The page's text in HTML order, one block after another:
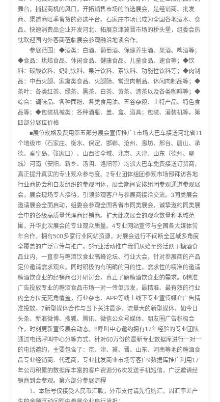
舞台，捕捉商机的风口，开拓销售市场的首选展会，是经销商、批发
商、渠道商旺季备货的必选平台。石家庄市场已成为全国各地酒水、食
品、快速消费品企业开发河北、拓展京津冀晋市场的桥头堡，组委会热
忱欢迎国内外客商莅临展会参观融洽地谈合作。
参展范围：◆酒类：白酒、葡萄酒、保健养生酒、果酒、啤酒等；
◆食品：烘焙食品、休闲食品、健康食品、儿童食品、速食等；◆饮
料：碳酸饮料、奶制饮料、果汁饮料、茶饮料、功能性饮料等；◆肉制
品：中西火腿、家禽类食品、火腿肠、常温肉制品、休闲肉制品等；◆
茶叶：各类红茶、绿茶、黑茶、白茶、黄茶、清茶以及各类咖啡等；◆
综合：调味品、各种面粉、各类食用油、五谷杂粮、土特产品、特色食
品等；◆包装机械类：各种酒瓶、盖、盒、酒具；包装、灌装机等。第
四部分展位价格
■展位规格及费用第五部分展会宣传推广1市场大巴车接送河北省11
个地级市（石家庄、衡水、保定、邯郸、沧州、廊坊、邢台、唐山、承
德、秦皇岛、张家口）、山西省全域、北京、天津、山东（德州、聊
城）河南（安阳、新乡、汤阴、洛阳等）均派大巴车免费接送订货商，
真正提升真实的专业观众参与度。2专业团体组团参观市场部拜访各地
行业商协会和自发组织的参观团体，展会期间安排组团参观通道参观展
会，展会现场专人接待，引领参观客户与参展商接洽交流。3同类展会
邀请展会全面启动，组委会参观全国各省市同类展会，诚挚邀约同类展
会中的各级高质量代理商经销商。扩大此次展会的观众数量和地域范
围，升华此次展会的专业观众质量。4专业网站宣传与全国各大媒体常
年合作，拥有500多家行业网站资源，对展会进行不间断全区域多角度
全覆盖的广泛宣传与推广。5行业活动推广我们从始至终活跃于糖酒食
品业内，一直参与糖酒饮食业高峰论坛、行业大会，针对参展商的产品
定位邀请需求观众。同时积极的有明确的目的性，需求性的精准的邀请
糖酒饮食业的经销商召开研讨会，真正了解糖酒饮食业的需求。6精准
广告投放专业的糖酒食品市场一对一传单派发，最精准、最有效的行业
内全方位无死角覆盖，行业杂志、APP等线上线下专业宣传媒介广告精
准投放。7新型媒体合作与当下关注最多、流量大的新型媒体，如今日
头条、新浪微博、搜狐、腾讯、微信公众号媒体、朋友圈广告积极合
作，时刻更新宣传展会动态。8呼叫中心邀约拥有17年经验的专业团队
通过电话呼叫中心分等方式，针对60万份的最新专业数据库进行一对一
的电话邀约，主要包含了：京、津、冀、晋、山东、河南等地的糖酒食
品专业经销商、代理商，专业批发商业市场等客户9数据库推广利用17
年公司积累的数据库丰富的客户资源分6次发送手机短信，广泛邀请经
销商到会参观。第六部分参展流程
1、本账号仅接受人民币汇款，外币支付请先行购汇。因汇率差产